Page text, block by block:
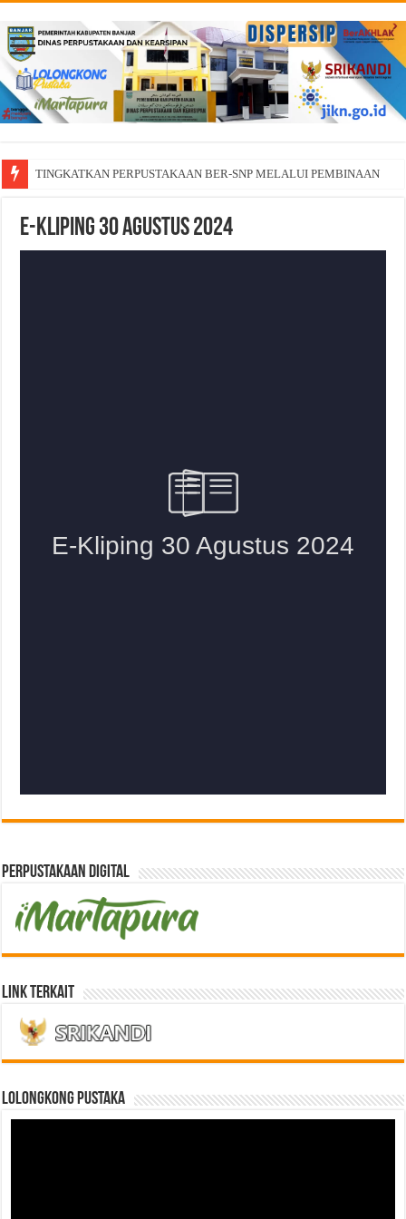
TINGKATKAN PERPUSTAKAAN BER-SNP MELALUI PEMBINAAN
E-Kliping 30 Agustus 2024
Perpustakaan Digital
Link Terkait
LOLONGKONG PUSTAKA